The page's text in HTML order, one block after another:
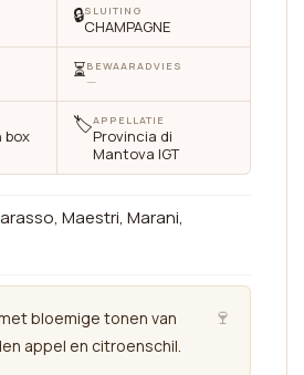
🔒SLUITING
CHAMPAGNE
⏳BEWAARADVIES
—
box
🏷APPELLATIE
Provincia di
Mantova IGT
Maestri, Marani,
🍷
bloemige tonen van
appel en citroenschil.